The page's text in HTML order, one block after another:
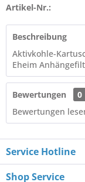
Artikel-Nr.:
Beschreibung
Aktivkohle-
Eheim
Bewertungen
0
Bewertungen
Service Hotline
Shop Service